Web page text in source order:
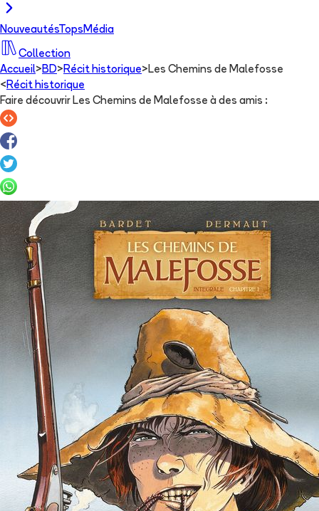
NouveautésTops Média
Collection
Accueil> BD> Récit historique> Les Chemins de Malefosse
< Récit historique
Faire découvrir Les Chemins de Malefosse à des amis :